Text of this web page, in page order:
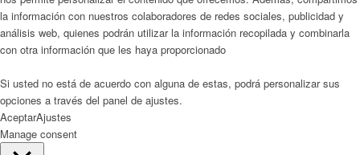
la información con nuestros colaboradores de redes sociales, publicidad y
análisis web, quienes podrán utilizar la información recopilada y combinarla
con otra información que les haya proporcionado
Si usted no está de acuerdo con alguna de estas, podrá personalizar sus
opciones a través del panel de ajustes.
AceptarAjustes
Manage consent